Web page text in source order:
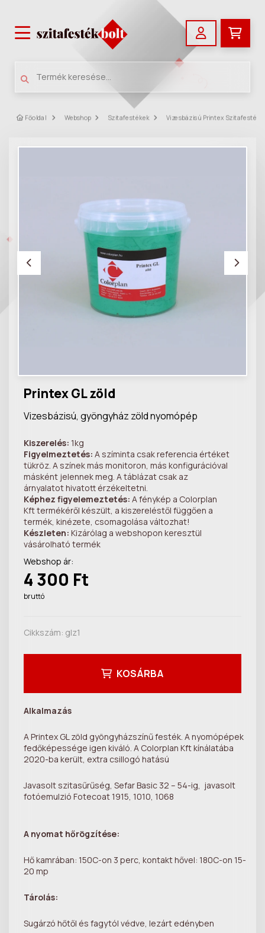
Főoldal Webshop Szitafestékek Vizesbázisú Printex
Printex GL zöld
Vizesbázisú, gyöngyház zöld nyomópép
Kiszerelés: 1kg
Figyelmeztetés: A szíminta csak referencia értéket
tükröz. A színek más monitoron, más konfigurációval
másként jelennek meg. A táblázat csak az
árnyalatot hivatott érzékeltetni.
Képhez figyelemeztetés: A fénykép a Colorplan
Kft termékéről készült, a kiszereléstől függően a
termék, kinézete, csomagolása változhat!
Készleten: Kizárólag a webshopon keresztül
vásárolható termék
Webshop ár:
4 300 Ft
bruttó
Cikkszám: glz1
KOSÁRBA
Alkalmazás
A Printex GL zöld gyöngyházszínű festék. A nyomópépek
fedőképessége igen kiváló. A Colorplan Kft kínálatába
2020-ba került, extra csillogó hatású
Javasolt szitasűrűség, Sefar Basic 32 – 54-ig, javasolt
fotóemulzió Fotecoat 1915, 1010, 1068
A nyomat hőrögzítése:
Hő kamrában: 150C-on 3 perc, kontakt hővel: 180C-on 15-
20 mp
Tárolás:
Sugárzó hőtől és fagytól védve, lezárt edényben